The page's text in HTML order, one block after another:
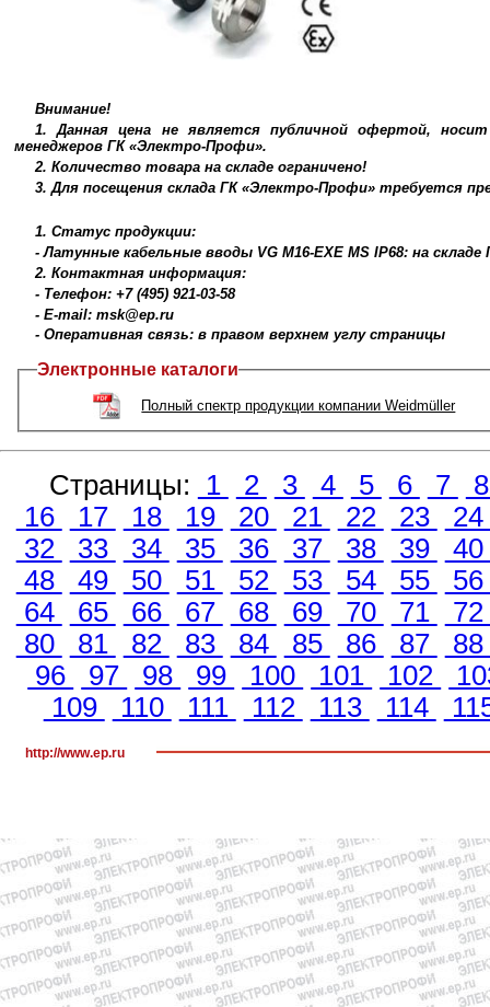
Внимание!
1. Данная цена не является публичной офертой,
менеджеров ГК «Электро-Профи».
2. Количество товара на складе ограничено!
3. Для посещения склада ГК «Электро-Профи» требуется
1. Статус продукции:
- Латунные кабельные вводы VG M16-EXE MS IP68: на
2. Контактная информация:
- Телефон: +7 (495) 921-03-58
- E-mail: msk@ep.ru
- Оперативная связь: в правом верхнем углу страницы
Электронные каталоги
Полный спектр продукции компании Weidmüller
Страницы: 1 2 3 4 5 6 7
16
17 18 19 20 21 22 23
24
32
33 34 35 36 37 38 39
40
48
49 50 51 52 53 54 55
56
64
65 66 67 68 69 70 71
72
80
81 82 83 84 85 86 87
88
96
97 98 99 100 101 102
109
110 111 112 113 114
http://www.ep.ru